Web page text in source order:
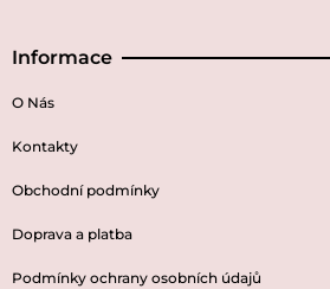
Informace
O Nás
Kontakty
Obchodní podmínky
Doprava a platba
Podmínky ochrany osobních údajů